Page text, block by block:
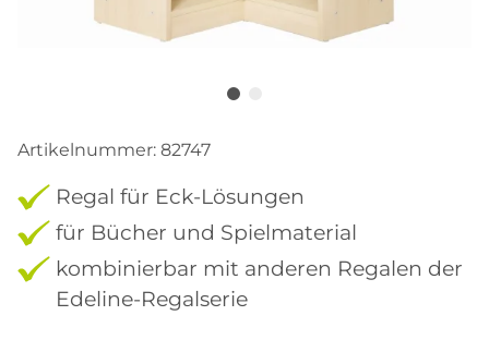
Artikelnummer: 82747
Regal für Eck-Lösungen
für Bücher und Spielmaterial
kombinierbar mit anderen Regalen der
Edeline-Regalserie